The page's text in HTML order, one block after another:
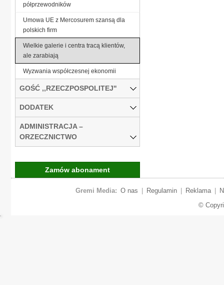
półprzewodników
Umowa UE z Mercosurem szansą dla
polskich firm
Wielkie galerie i centra tracą klientów,
ale zarabiają
Wyzwania współczesnej ekonomii
GOŚĆ ,,RZECZPOSPOLITEJ''
DODATEK
ADMINISTRACJA –
ORZECZNICTWO
Zamów abonament
Gremi Media: O nas Regulamin Reklama
©